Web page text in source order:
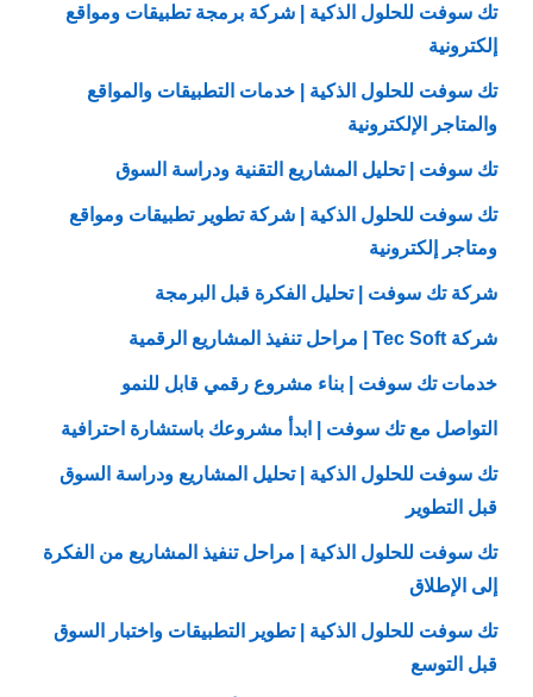
تك سوفت للحلول الذكية | شركة برمجة تطبيقات ومواقع
إلكترونية
تك سوفت للحلول الذكية | خدمات التطبيقات والمواقع
والمتاجر الإلكترونية
تك سوفت | تحليل المشاريع التقنية ودراسة السوق
تك سوفت للحلول الذكية | شركة تطوير تطبيقات ومواقع
ومتاجر إلكترونية
شركة تك سوفت | تحليل الفكرة قبل البرمجة
شركة Tec Soft | مراحل تنفيذ المشاريع الرقمية
خدمات تك سوفت | بناء مشروع رقمي قابل للنمو
التواصل مع تك سوفت | ابدأ مشروعك باستشارة احترافية
تك سوفت للحلول الذكية | تحليل المشاريع ودراسة السوق
قبل التطوير
تك سوفت للحلول الذكية | مراحل تنفيذ المشاريع من الفكرة
إلى الإطلاق
تك سوفت للحلول الذكية | تطوير التطبيقات واختبار السوق
قبل التوسع